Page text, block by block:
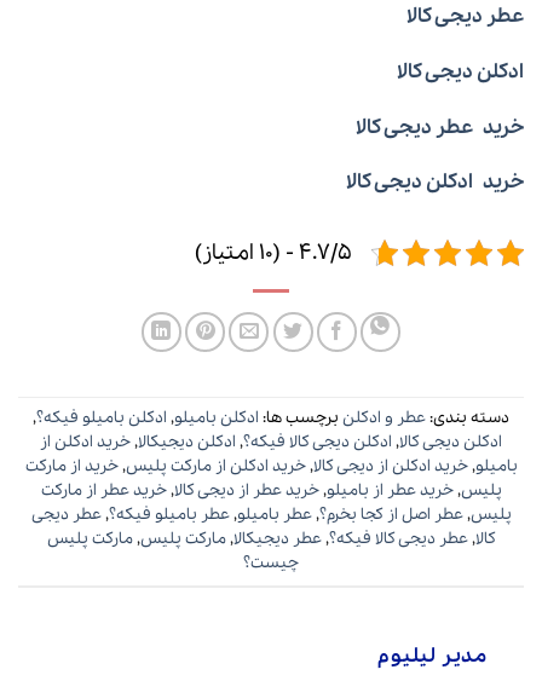
عطر دیجی کالا
ادکلن دیجی کالا
خرید عطر دیجی کالا
خرید ادکلن دیجی کالا
4.7/5 - (10 امتیاز)
دسته بندی:عطر و ادکلن برچسب ها: ادکلن بامیلو, ادکلن بامیلو فیکه؟,
ادکلن دیجی کالا, ادکلن دیجی کالا فیکه؟, ادکلن دیجیکالا,خرید ادکلن از
بامیلو,خرید ادکلن از دیجی کالا,خرید ادکلن از مارکت پلیس,خرید از مارکت
پلیس,خرید عطر از بامیلو,خرید عطر از دیجی کالا,خرید عطر از مارکت
پلیس,عطر اصل از کجا بخرم؟,عطر بامیلو,عطر بامیلو فیکه؟,عطر دیجی
کالا,عطر دیجی کالا فیکه؟,عطر دیجیکالا,مارکت پلیس,مارکت پلیس
چیست؟
مدیر لیلیوم